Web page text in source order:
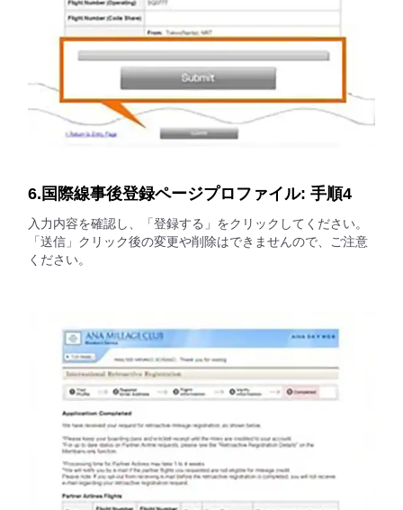
6.国際線事後登録ページプロファイル: 手順4
入力内容を確認し、「登録する」をクリックしてください。
「送信」クリック後の変更や削除はできませんので、ご注意
ください。